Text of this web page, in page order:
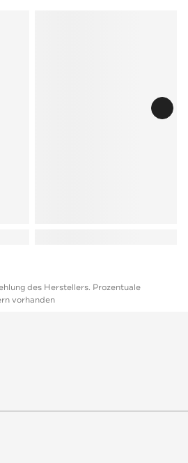
des Herstellers. Prozentuale
vorhanden